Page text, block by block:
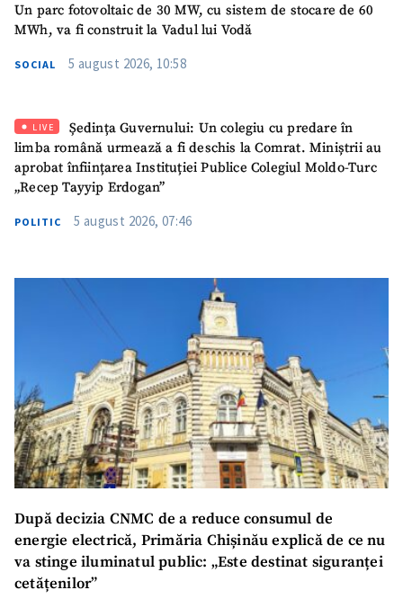
Un parc fotovoltaic de 30 MW, cu sistem de stocare de 60
MWh, va fi construit la Vadul lui Vodă
SOCIAL 5 august 2026, 10:58
LIVE
Ședința Guvernului: Un colegiu cu predare în
limba română urmează a fi deschis la Comrat. Miniștrii au
aprobat înființarea Instituției Publice Colegiul Moldo-Turc
„Recep Tayyip Erdogan”
POLITIC 5 august 2026, 07:46
După decizia CNMC de a reduce consumul de
energie electrică, Primăria Chișinău explică de ce nu
va stinge iluminatul public: „Este destinat siguranței
cetățenilor”